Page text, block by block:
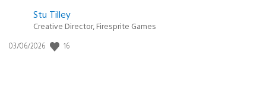
Postée
:
Stu Tilley
Creative Director, Firesprite Games
Date
03/06/2026 16